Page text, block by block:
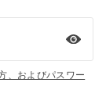
、およびパスワー